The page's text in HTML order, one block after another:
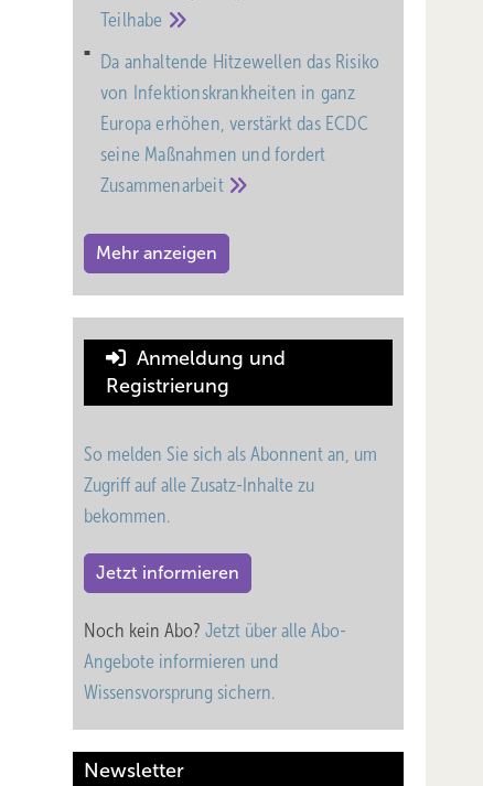
Teil­habe
Da anhaltende Hitzewellen das Risiko
von Infektionskrankheiten in ganz
Europa erhöhen, verstärkt das ECDC
seine Maßnahmen und fordert
Zusammenarbeit
Mehr anzeigen
Anmeldung und
Registrierung
So melden Sie sich als Abonnent an, um
Zugriff auf alle Zusatz-Inhalte zu
bekommen.
Jetzt informieren
Noch kein Abo? Jetzt über alle Abo-
Angebote informieren und
Wissensvorsprung sichern.
Newsletter